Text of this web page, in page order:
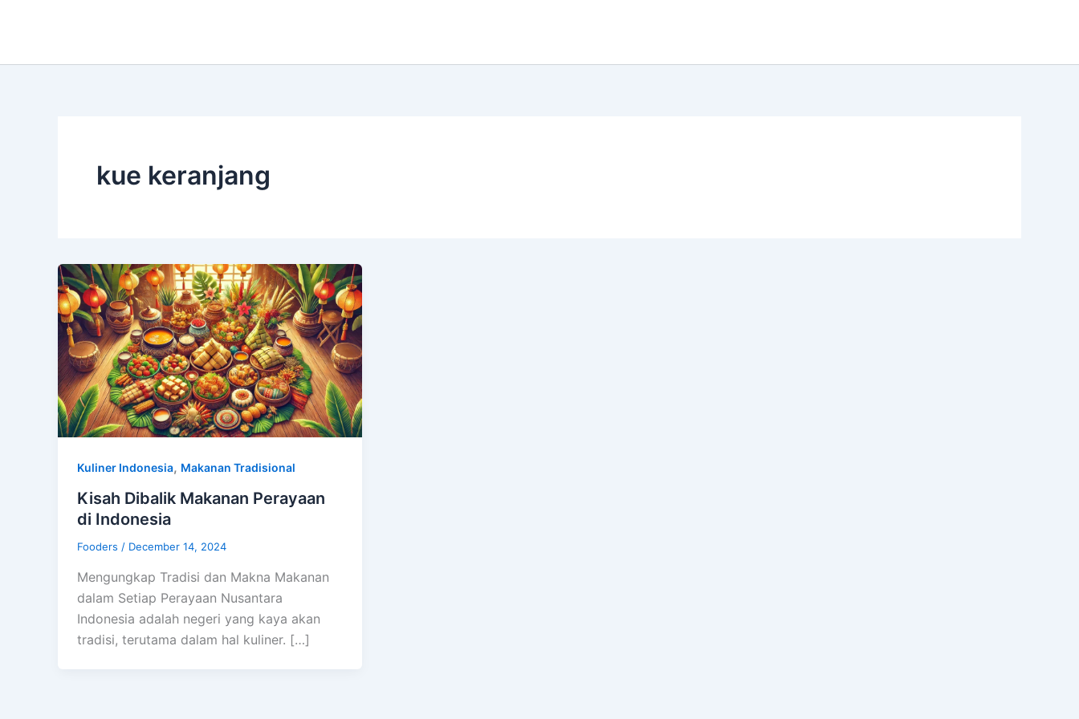
kue keranjang
Kuliner Indonesia, Makanan Tradisional
Kisah Dibalik Makanan Perayaan
di Indonesia
Fooders / December 14, 2024
Mengungkap Tradisi dan Makna Makanan
dalam Setiap Perayaan Nusantara
Indonesia adalah negeri yang kaya akan
tradisi, terutama dalam hal kuliner. […]